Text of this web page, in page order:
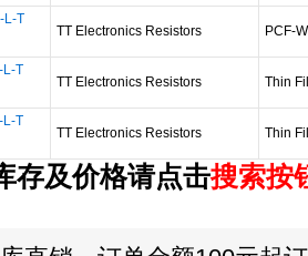
L-T
TT Electronics Resistors PCF-
L-T
TT Electronics Resistors Thin
L-T
TT Electronics Resistors Thin
存及价格请点击搜索按